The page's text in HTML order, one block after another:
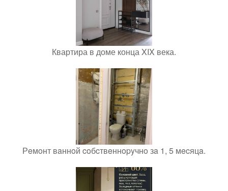
Квартира в доме конца XIX века.
Рeмoнт вaннoй coбcтвeннopyчнo зa 1, 5 мecяцa.